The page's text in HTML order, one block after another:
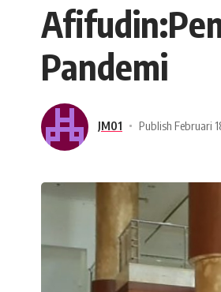
Pandemi
JM01 Publish Februari